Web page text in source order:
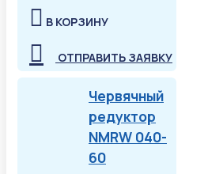
В КОРЗИНУ
ОТПРАВИТЬ ЗАЯВКУ
Червячный
редуктор
NMRW 040-
60